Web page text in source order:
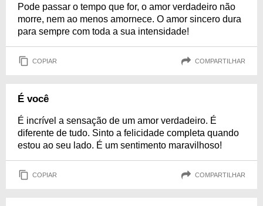
Pode passar o tempo que for, o amor verdadeiro não
morre, nem ao menos amornece. O amor sincero dura
para sempre com toda a sua intensidade!
COPIAR COMPARTILHAR
É você
É incrível a sensação de um amor verdadeiro. É
diferente de tudo. Sinto a felicidade completa quando
estou ao seu lado. É um sentimento maravilhoso!
COPIAR COMPARTILHAR